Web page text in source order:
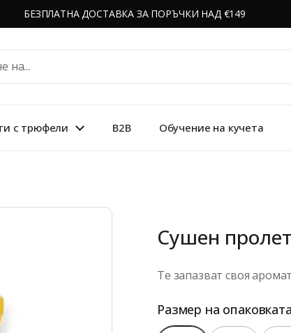
БЕЗПЛАТНА ДОСТАВКА ЗА ПОРЪЧКИ НАД €149
с трюфели B2B Обучение на кучета
Сушен
Те запазват своя
Размер на